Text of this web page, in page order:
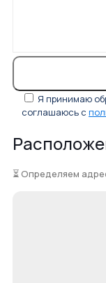
Я принимаю
соглашаюсь с
⏳ Определяем